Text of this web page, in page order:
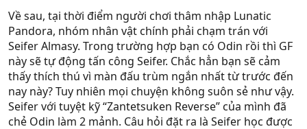
Về sau, tại thời điểm người chơi thâm nhập Lunatic
Pandora, nhóm nhân vật chính phải chạm trán với
Seifer Almasy. Trong trường hợp bạn có Odin rồi thì GF
này sẽ tự động tấn công Seifer. Chắc hẳn bạn sẽ cảm
thấy thích thú vì màn đấu trùm ngắn nhất từ trước đến
nay này? Tuy nhiên mọi chuyện không suôn sẻ như vậy.
Seifer với tuyệt kỹ “Zantetsuken Reverse” của mình đã
chẻ Odin làm 2 mảnh. Câu hỏi đặt ra là Seifer học được